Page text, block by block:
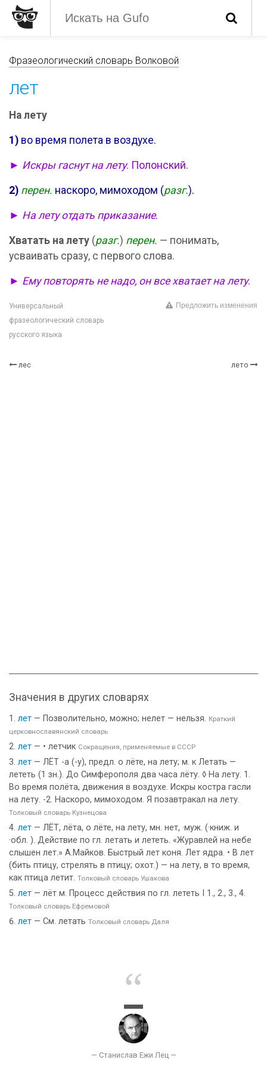
Фразеологический словарь Волковой
лет
На лету
1) во время полета в воздухе.
► Искры гаснут на лету. Полонский.
2) перен. наскоро, мимоходом (разг.).
► На лету отдать приказание.
Хватать на лету (разг.) перен. — понимать,
усваивать сразу, с первого слова.
► Ему повторять не надо, он все хватает на лету.
Универсальный
фразеологический словарь
русского языка
Предложить изменения
лес лето
Значения в других словарях
лет — Позволительно, можно; нелет — нельзя. Краткий
церковнославянский словарь
лет — • летчик Сокращения, применяемые в СССР
лет — ЛЁТ -а (-у), предл. о лёте, на лету; м. к Летать —
лететь (1 зн.). До Симферополя два часа лёту. ◊ На лету. 1.
Во время полёта, движения в воздухе. Искры костра гасли
на лету. -2. Наскоро, мимоходом. Я позавтракал на лету.
Толковый словарь Кузнецова
лет — ЛЁТ, лёта, о лёте, на лету, мн. нет, ·муж. (·книж. и
·обл. ). Действие по гл. летать и лететь. «Журавлей на небе
слышен лет.» А.Майков. Быстрый лет коня. Лет ядра. • В лет
(бить птицу, стрелять в птицу; охот.) — на лету, в то время,
как птица летит. Толковый словарь Ушакова
лет — лёт м. Процесс действия по гл. лететь I 1., 2., 3., 4.
Толковый словарь Ефремовой
лет — См. летать Толковый словарь Даля